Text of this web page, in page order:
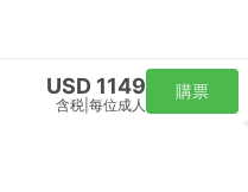
USD 1149
含税 每位成人
購票